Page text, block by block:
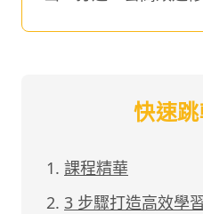
快速
課程精華
3 步驟打造高效學